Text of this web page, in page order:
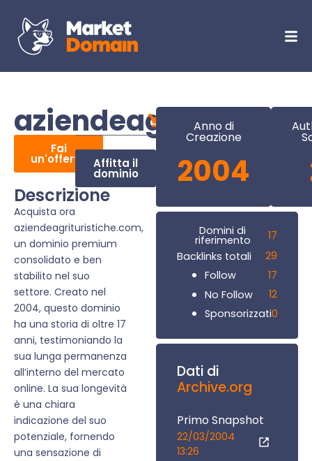
Fai
un'offerta Affitta il
dominio
Descrizione
Acquista ora
aziendeagrituristiche.com,
un dominio premium
consolidato e ben
stabilito nel suo
settore. Creato nel
2004, questo dominio
ha una storia di oltre 17
anni, testimoniando la
sua lunga permanenza
all’interno del mercato
online. La sua longevità
è una chiara
indicazione del suo
potenziale, fornendo
una sensazione di
Anno di
Creazione
2004
Domini di
riferimento
17
Backlinks totali
29
Follow
17
No Follow
12
Sponsorizzati0
Dati di
Archive.org
Primo Snapshot
22/03/2004
13:26